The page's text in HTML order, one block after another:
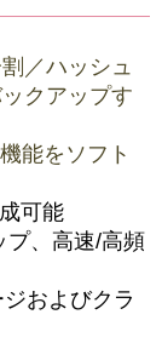
／ハッシュ
クアップす
能をソフト
可能
プ、高速/高頻
およびクラ